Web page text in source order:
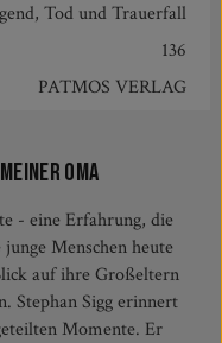
Tod und Trauerfall
136
PATMOS VERLAG
Oma